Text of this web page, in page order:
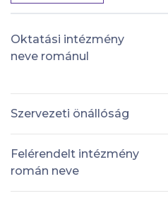
Oktatási intézmény
neve románul
Szervezeti önállóság
Felérendelt intézmény
román neve